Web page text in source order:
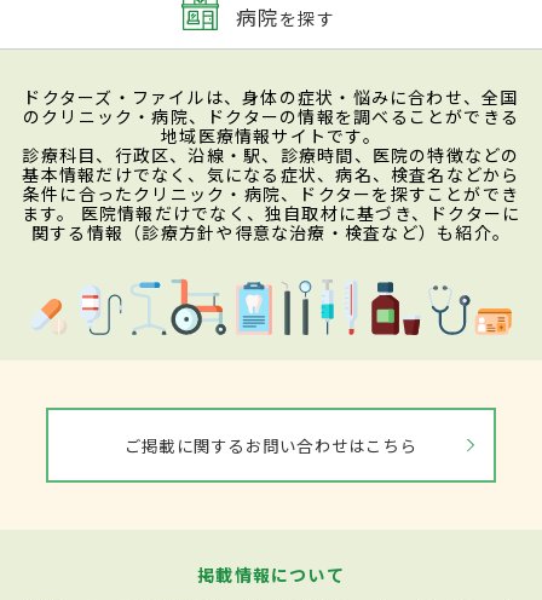
病院を探す
ドクターズ・ファイルは、身体の症状・悩みに合わせ、全国
のクリニック・病院、ドクターの情報を調べることができる
地域医療情報サイトです。
診療科目、行政区、沿線・駅、診療時間、医院の特徴などの
基本情報だけでなく、気になる症状、病名、検査名などから
条件に合ったクリニック・病院、ドクターを探すことができ
ます。 医院情報だけでなく、独自取材に基づき、ドクターに
関する情報（診療方針や得意な治療・検査など）も紹介。
ご掲載に関するお問い合わせはこちら
掲載情報について